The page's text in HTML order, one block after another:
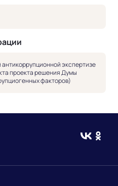
экспертизе
проекта решения Думы
факторов)